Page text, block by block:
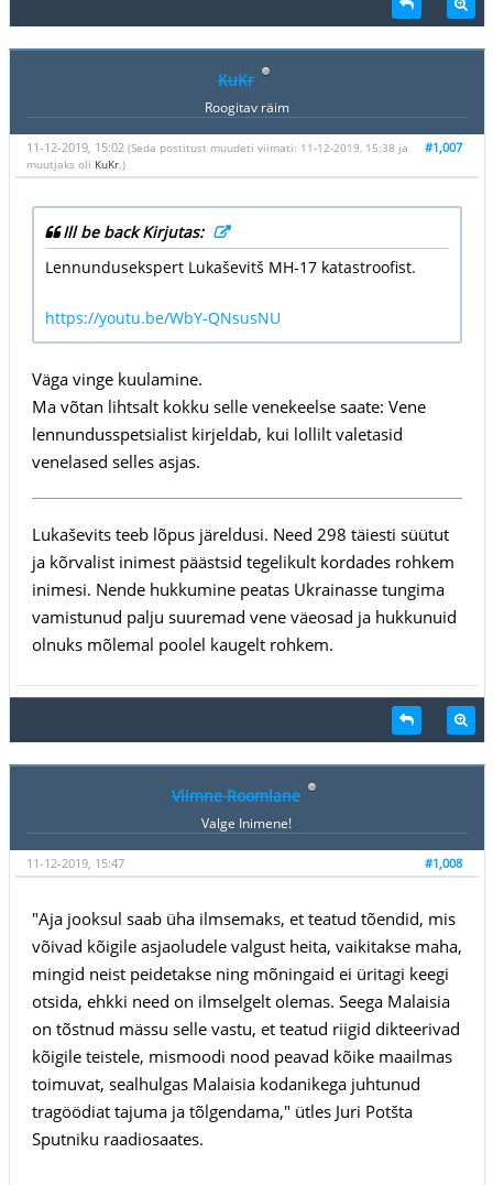
KuKr
Roogitav räim
#1,007
11-12-2019, 15:02 (Seda postitust muudeti viimati: 11-12-2019, 15:38 ja
muutjaks oli KuKr.)
Ill be back Kirjutas:
Lennundusekspert Lukaševitš MH-17 katastroofist.
https://youtu.be/WbY-QNsusNU
Väga vinge kuulamine.
Ma võtan lihtsalt kokku selle venekeelse saate: Vene
lennundusspetsialist kirjeldab, kui lollilt valetasid
venelased selles asjas.
Lukaševits teeb lõpus järeldusi. Need 298 täiesti süütut
ja kõrvalist inimest päästsid tegelikult kordades rohkem
inimesi. Nende hukkumine peatas Ukrainasse tungima
vamistunud palju suuremad vene väeosad ja hukkunuid
olnuks mõlemal poolel kaugelt rohkem.
Viimne Roomlane
Valge Inimene!
#1,008
11-12-2019, 15:47
"Aja jooksul saab üha ilmsemaks, et teatud tõendid, mis
võivad kõigile asjaoludele valgust heita, vaikitakse maha,
mingid neist peidetakse ning mõningaid ei üritagi keegi
otsida, ehkki need on ilmselgelt olemas. Seega Malaisia
on tõstnud mässu selle vastu, et teatud riigid dikteerivad
kõigile teistele, mismoodi nood peavad kõike maailmas
toimuvat, sealhulgas Malaisia kodanikega juhtunud
tragöödiat tajuma ja tõlgendama," ütles Juri Potšta
Sputniku raadiosaates.